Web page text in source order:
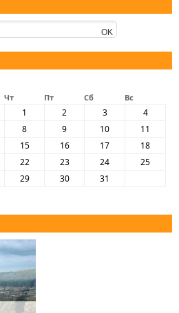
Чт Пт Сб Вс
1 2 3
4
8 9 10
11
15 16 17
18
22 23 24
25
29 30 31